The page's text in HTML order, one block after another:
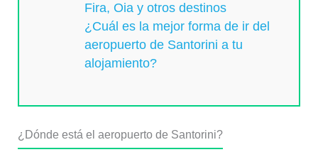
Fira, Oia y otros destinos
¿Cuál es la mejor forma de ir del
aeropuerto de Santorini a tu
alojamiento?
¿Dónde está el aeropuerto de Santorini?